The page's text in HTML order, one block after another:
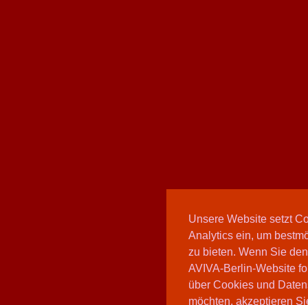
Unsere Website setzt
Analytics ein, um
zu bieten. Wenn Sie
AVIVA-Berlin-Website
über Cookies und
möchten, akzeptieren